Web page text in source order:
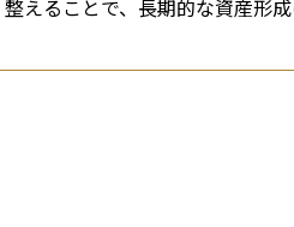
整えることで、長期的な資産形成